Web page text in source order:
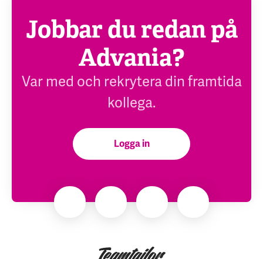
Jobbar du redan på
Advania?
Var med och rekrytera din framtida
kollega.
Logga in